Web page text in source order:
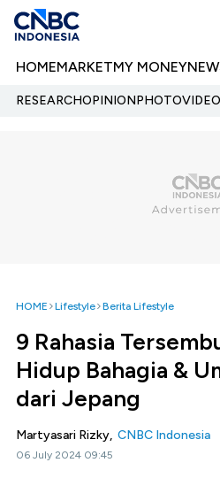
HOMEMARKETMY MONEY
RESEARCHOPINIONPHOTOVIDEO
HOME Lifestyle Berita Lifestyle
9 Rahasia
Hidup Bahagia &
dari Jepang
Martyasari Rizky, CNBC Indonesia
06 July 2024 09:45